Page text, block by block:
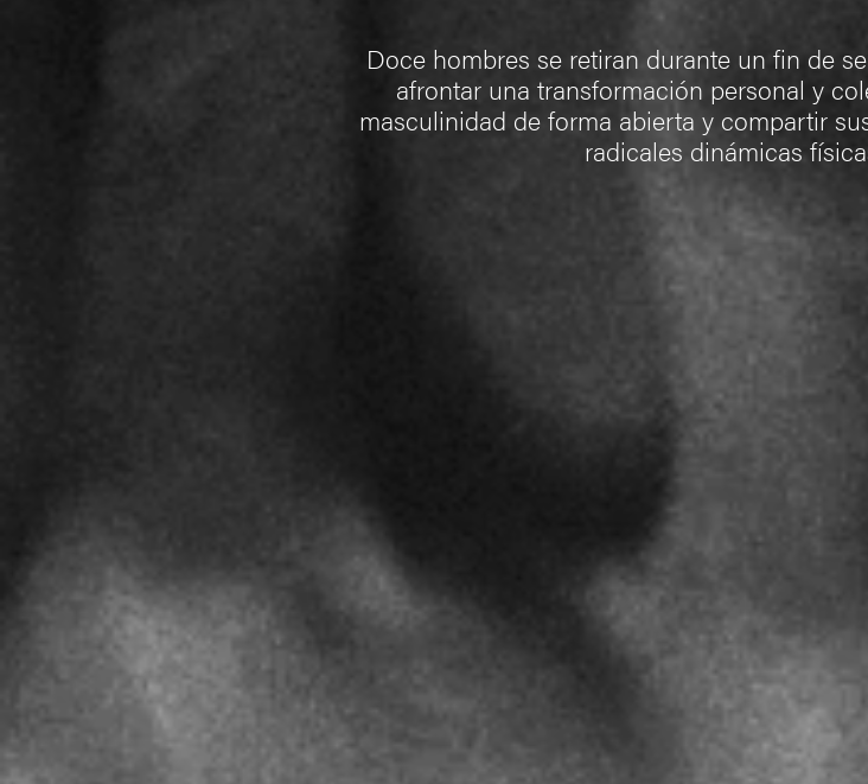
Doce hombres se retiran durante un fin de
afrontar una transformación personal y
masculinidad de forma abierta y compartir
radicales dinámicas